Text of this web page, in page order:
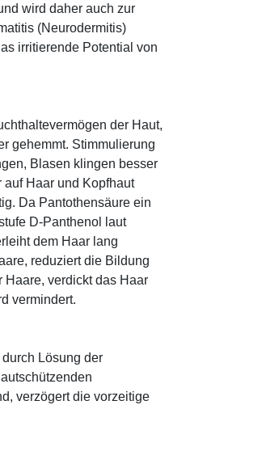
wird daher auch zur
(Neurodermitis)
irritierende Potential von
der Haut,
gehemmt. Stimmulierung
Blasen klingen besser
Haar und Kopfhaut
Da Pantothensäure ein
D-Panthenol laut
dem Haar lang
reduziert die Bildung
Haare, verdickt das Haar
vermindert.
Lösung der
verzögert die vorzeitige